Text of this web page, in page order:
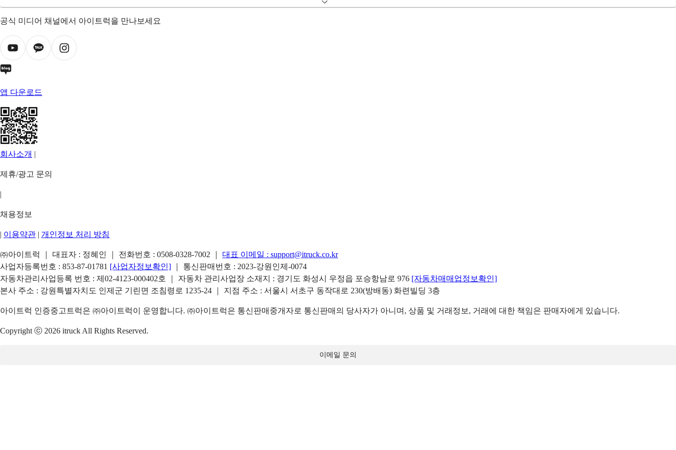
공식 미디어 채널에서 아이트럭을 만나보세요
앱 다운로드
회사소개 |
제휴/광고 문의
|
채용정보
| 이용약관 | 개인정보 처리 방침
㈜아이트럭 ｜ 대표자 : 정혜인 ｜ 전화번호 : 0508-0328-7002 대표 이메일 : support@itruck.co.kr
사업자등록번호 : 853-87-01781 [사업자정보확인]
｜ 통신판매번호 : 2023-강원인제-0074
자동차관리사업등록 번호 : 제02-4123-000402호 ｜ 자동차 관리사업장 소재지 : 경기도 화성시 우정읍 포승항남로 976 [자동차매매업정보확인]
본사 주소 : 강원특별자치도 인제군 기린면 조침령로 1235-24 ｜ 지점 주소 : 서울시 서초구 동작대로 230(방배동) 화련빌딩 3층
아이트럭 인증중고트럭은 ㈜아이트럭이 운영합니다. ㈜아이트럭은 통신판매중개자로 통신판매의 당사자가 아니며, 상품 및 거래정보, 거래에 대한 책임은 판매자에게 있습니다.
Copyright ⓒ 2026 itruck All Rights Reserved.
이메일 문의